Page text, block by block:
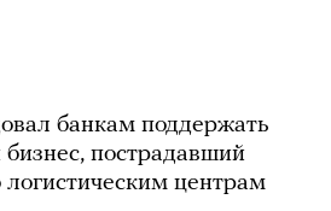
банкам поддержать
пострадавший
центрам